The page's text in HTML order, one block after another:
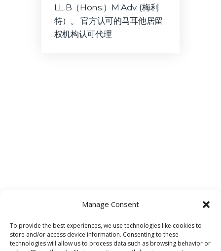
Manage Consent
To provide the best experiences, we use technologies like cookies to
store and/or access device information. Consenting to these
technologies will allow us to process data such as browsing behavior or
LL.B（Hons.）M.Adv. (梅利
特）。 官方认可的马耳他居留
权机构认可代理